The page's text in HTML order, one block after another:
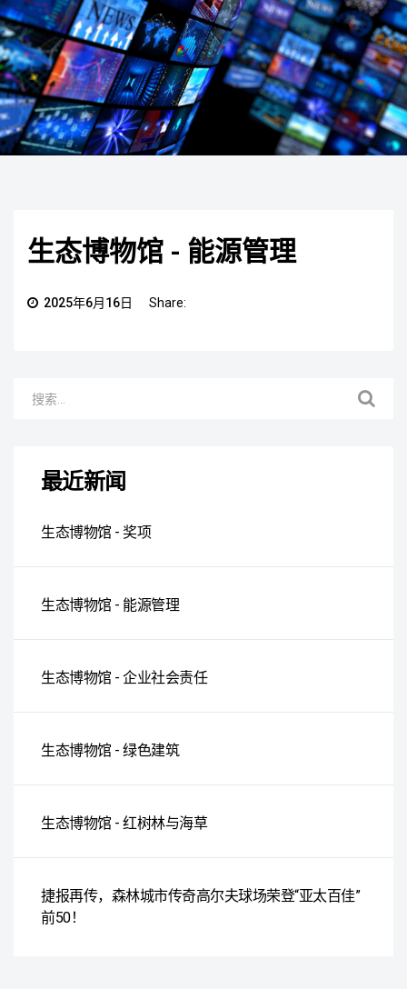
生态博物馆 - 能源管理
2025年6月16日 Share:
最近新闻
生态博物馆 - 奖项
生态博物馆 - 能源管理
生态博物馆 - 企业社会责任
生态博物馆 - 绿色建筑
生态博物馆 - 红树林与海草
捷报再传，森林城市传奇高尔夫球场荣登“亚太百佳”
前50！